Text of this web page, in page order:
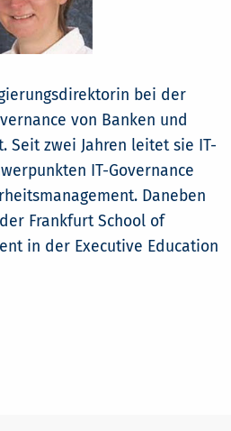
bei der
von Banken und
Seit zwei Jahren leitet sie IT-
IT-Governance
Daneben
Frankfurt School of
in der Executive Education